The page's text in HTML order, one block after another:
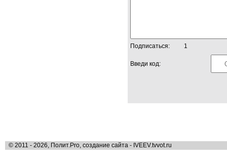
Подписаться: 1
Введи код:
© 2011 - 2026, Полит.Pro, создание сайта - IVEEV.tvvot.ru